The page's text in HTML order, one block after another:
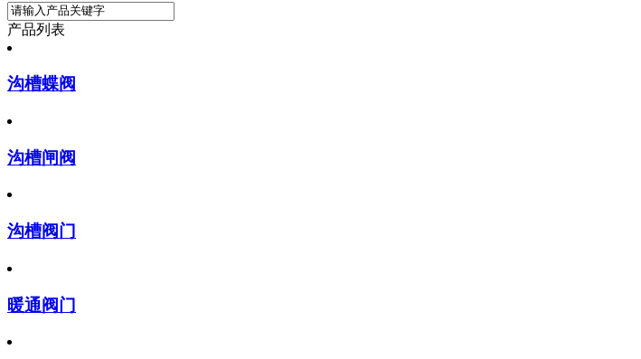
产品列表
沟槽蝶阀
沟槽闸阀
沟槽阀门
暖通阀门